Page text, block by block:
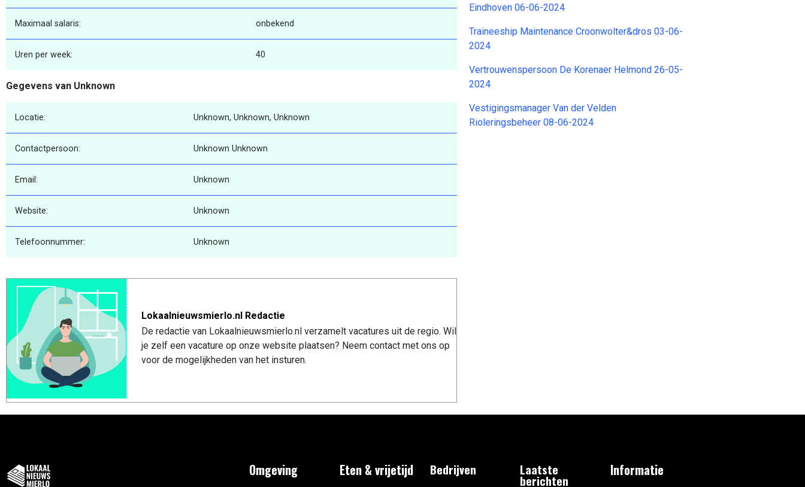
Maximaal salaris: onbekend
Uren per week: 40
Gegevens van Unknown
Locatie: Unknown, Unknown, Unknown
Contactpersoon: Unknown Unknown
Email: Unknown
Website: Unknown
Telefoonnummer: Unknown
Lokaalnieuwsmierlo.nl Redactie
De redactie van Lokaalnieuwsmierlo.nl verzamelt vacatures uit de regio. Wil
je zelf een vacature op onze website plaatsen? Neem contact met ons op
voor de mogelijkheden van het insturen.
Eindhoven 06-06-2024
Traineeship Maintenance Croonwolter&dros 03-06-
2024
Vertrouwenspersoon De Korenaer Helmond 26-05-
2024
Vestigingsmanager Van der Velden
Rioleringsbeheer 08-06-2024
Omgeving Eten & vrijetijd Bedrijven Laatste
berichten
Informatie